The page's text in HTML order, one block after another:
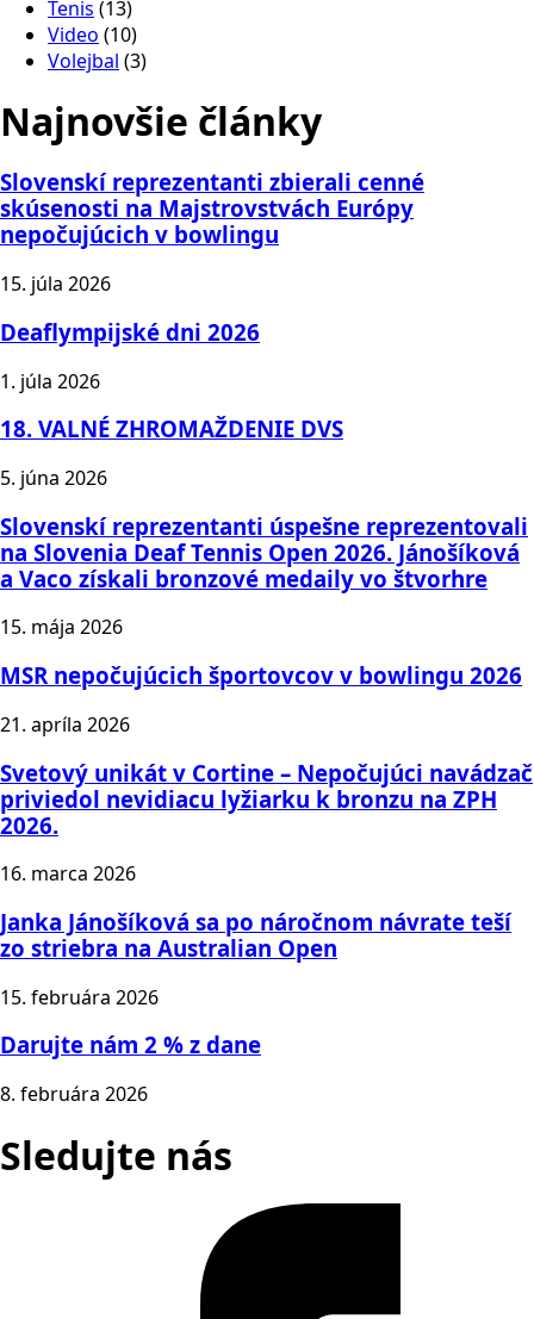
Tenis (13)
Video (10)
Volejbal (3)
Najnovšie články
Slovenskí reprezentanti zbierali cenné
skúsenosti na Majstrovstvách Európy
nepočujúcich v bowlingu
15. júla 2026
Deaflympijské dni 2026
1. júla 2026
18. VALNÉ ZHROMAŽDENIE DVS
5. júna 2026
Slovenskí reprezentanti úspešne reprezentovali
na Slovenia Deaf Tennis Open 2026. Jánošíková
a Vaco získali bronzové medaily vo štvorhre
15. mája 2026
MSR nepočujúcich športovcov v bowlingu 2026
21. apríla 2026
Svetový unikát v Cortine – Nepočujúci navádzač
priviedol nevidiacu lyžiarku k bronzu na ZPH
2026.
16. marca 2026
Janka Jánošíková sa po náročnom návrate teší
zo striebra na Australian Open
15. februára 2026
Darujte nám 2 % z dane
8. februára 2026
Sledujte nás